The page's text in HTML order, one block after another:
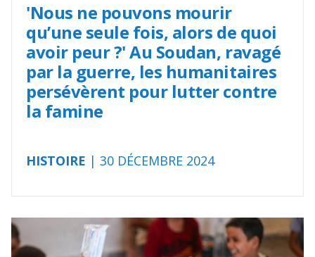
'Nous ne pouvons mourir
qu’une seule fois, alors de quoi
avoir peur ?' Au Soudan, ravagé
par la guerre, les humanitaires
persévèrent pour lutter contre
la famine
HISTOIRE | 30 DÉCEMBRE 2024